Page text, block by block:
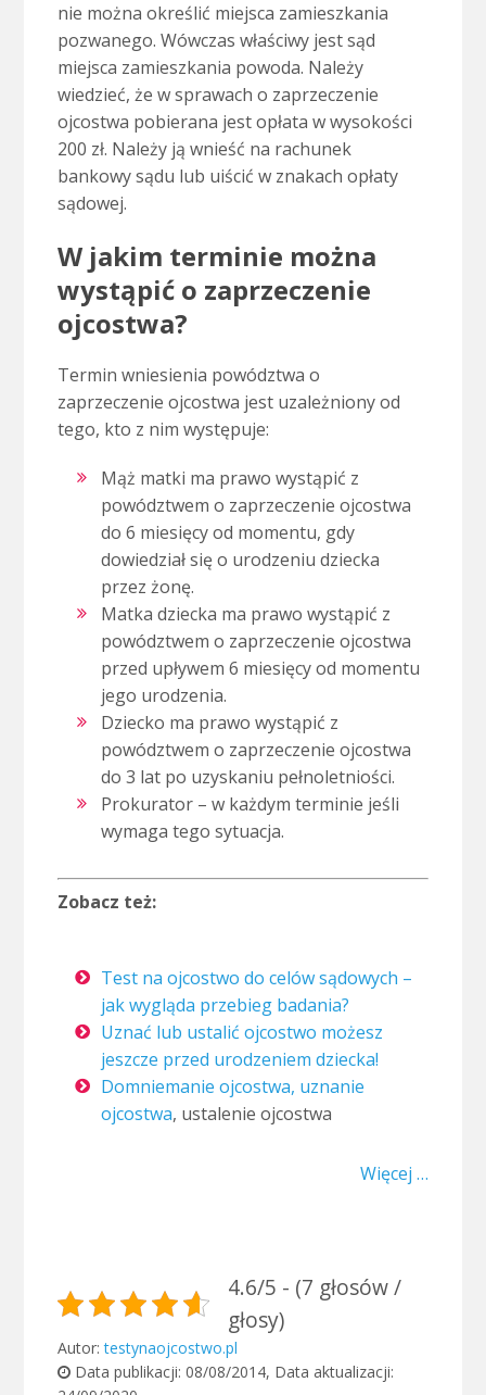
nie można określić miejsca zamieszkania
pozwanego. Wówczas właściwy jest sąd
miejsca zamieszkania powoda. Należy
wiedzieć, że w sprawach o zaprzeczenie
ojcostwa pobierana jest opłata w wysokości
200 zł. Należy ją wnieść na rachunek
bankowy sądu lub uiścić w znakach opłaty
sądowej.
W jakim terminie można
wystąpić o zaprzeczenie
ojcostwa?
Termin wniesienia powództwa o
zaprzeczenie ojcostwa jest uzależniony od
tego, kto z nim występuje:
Mąż matki ma prawo wystąpić z
powództwem o zaprzeczenie ojcostwa
do 6 miesięcy od momentu, gdy
dowiedział się o urodzeniu dziecka
przez żonę.
Matka dziecka ma prawo wystąpić z
powództwem o zaprzeczenie ojcostwa
przed upływem 6 miesięcy od momentu
jego urodzenia.
Dziecko ma prawo wystąpić z
powództwem o zaprzeczenie ojcostwa
do 3 lat po uzyskaniu pełnoletniości.
Prokurator – w każdym terminie jeśli
wymaga tego sytuacja.
Zobacz też:
Test na ojcostwo do celów sądowych –
jak wygląda przebieg badania?
Uznać lub ustalić ojcostwo możesz
jeszcze przed urodzeniem dziecka!
Domniemanie ojcostwa, uznanie
ojcostwa, ustalenie ojcostwa
Więcej …
4.6/5 - (7 głosów /
głosy)
Autor:testynaojcostwo.pl
Data publikacji: 08/08/2014, Data aktualizacji: